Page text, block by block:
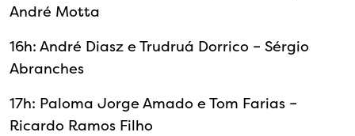
André Motta
16h: André Diasz e Trudruá Dorrico – Sérgio
Abranches
17h: Paloma Jorge Amado e Tom Farias –
Ricardo Ramos Filho